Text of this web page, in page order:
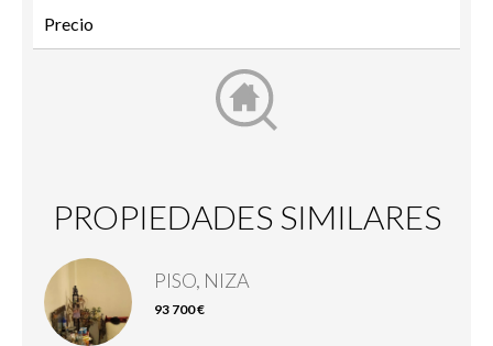
PROPIEDADES SIMILARES
PISO, NIZA
93 700 €